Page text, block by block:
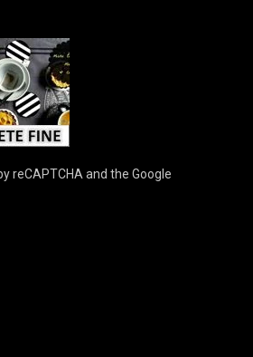
reCAPTCHA and the Google